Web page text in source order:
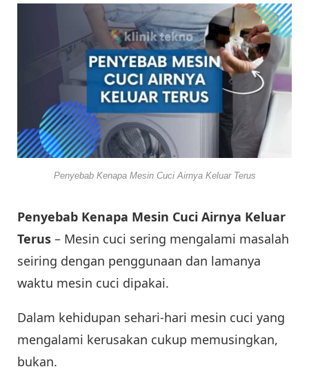
Penyebab Kenapa Mesin Cuci Airnya Keluar Terus
Penyebab Kenapa Mesin Cuci Airnya Keluar
Terus – Mesin cuci sering mengalami masalah
seiring dengan penggunaan dan lamanya
waktu mesin cuci dipakai.
Dalam kehidupan sehari-hari mesin cuci yang
mengalami kerusakan cukup memusingkan,
bukan.